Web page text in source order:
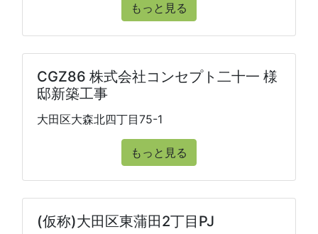
もっと見る
CGZ86 株式会社コンセプト二十一 様
邸新築工事
大田区大森北四丁目75-1
もっと見る
(仮称)大田区東蒲田2丁目PJ